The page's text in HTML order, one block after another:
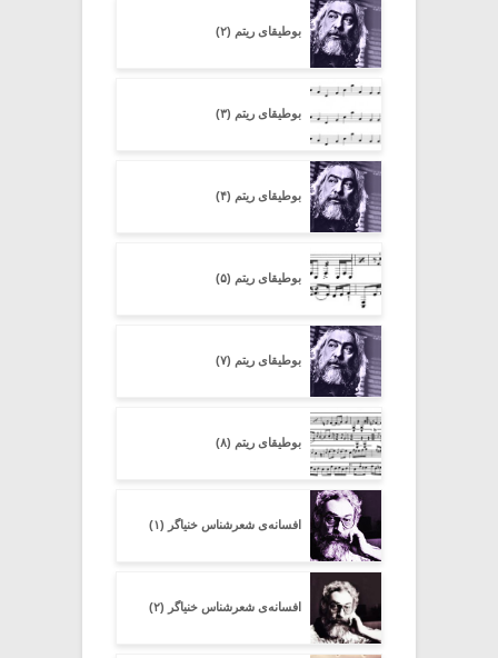
بوطیقای ریتم (۲)
بوطیقای ریتم (۳)
بوطیقای ریتم (۴)
بوطیقای ریتم (۵)
بوطیقای ریتم (۷)
بوطیقای ریتم (۸)
افسانه‌ی شعرشناسِ خنیاگر (۱)
افسانه‌ی شعرشناسِ خنیاگر (۲)